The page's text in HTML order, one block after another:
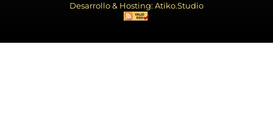
Desarrollo & Hosting: Atiko.Studio